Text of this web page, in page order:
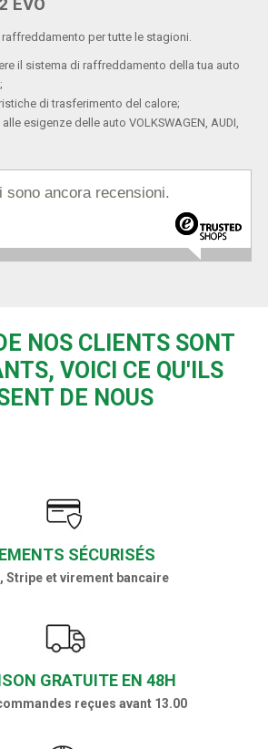
EVO
raffreddamento per tutte le stagioni.
il sistema di raffreddamento della tua auto
di trasferimento del calore;
esigenze delle auto VOLKSWAGEN, AUDI,
sono ancora recensioni.
NOS CLIENTS SONT
VOICI CE QU'ILS
DE NOUS
SÉCURISÉS
Stripe et virement bancaire
GRATUITE EN 48H
reçues avant 13.00